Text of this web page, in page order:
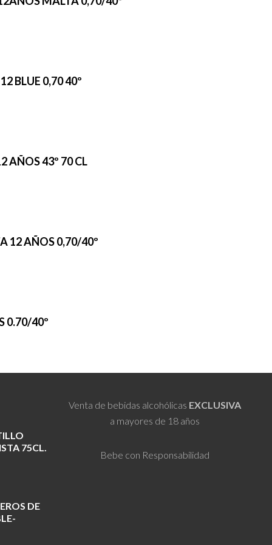
BLUE 0,70 40º
AÑOS 43º 70 CL
12 AÑOS 0,70/40º
0.70/40º
75CL.
DE
Venta de bebidas alcohólicas EXCLUSIVA
a mayores de 18 años
Bebe con Responsabilidad